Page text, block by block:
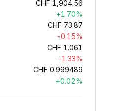
CHF 1,904.56
+1.70%
CHF 73.87
-0.15%
CHF 1.061
-1.33%
CHF 0.999489
+0.02%